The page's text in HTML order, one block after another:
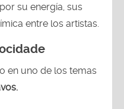
su energía, sus
entre los artistas.
en uno de los temas